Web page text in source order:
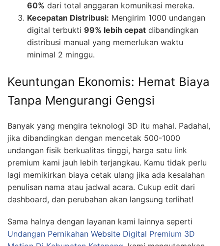
60% dari total anggaran komunikasi mereka.
Kecepatan Distribusi: Mengirim 1000 undangan
digital terbukti 99% lebih cepat dibandingkan
distribusi manual yang memerlukan waktu
minimal 2 minggu.
Keuntungan Ekonomis: Hemat Biaya
Tanpa Mengurangi Gengsi
Banyak yang mengira teknologi 3D itu mahal. Padahal,
jika dibandingkan dengan mencetak 500-1000
undangan fisik berkualitas tinggi, harga satu link
premium kami jauh lebih terjangkau. Kamu tidak perlu
lagi memikirkan biaya cetak ulang jika ada kesalahan
penulisan nama atau jadwal acara. Cukup edit dari
dashboard, dan perubahan akan langsung terlihat!
Sama halnya dengan layanan kami lainnya seperti
Undangan Pernikahan Website Digital Premium 3D